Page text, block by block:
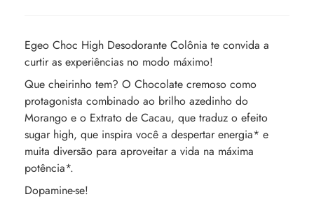
Egeo Choc High Desodorante Colônia te convida a
curtir as experiências no modo máximo!
Que cheirinho tem? O Chocolate cremoso como
protagonista combinado ao brilho azedinho do
Morango e o Extrato de Cacau, que traduz o efeito
sugar high, que inspira você a despertar energia* e
muita diversão para aproveitar a vida na máxima
potência*.
Dopamine-se!